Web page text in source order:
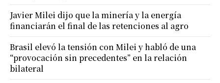
Javier Milei dijo que la minería y la energía
financiarán el final de las retenciones al agro
Brasil elevó la tensión con Milei y habló de una
“provocación sin precedentes” en la relación
bilateral